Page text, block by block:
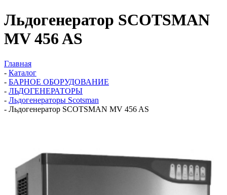
Льдогенератор SCOTSMAN
MV 456 AS
Главная
- Каталог
- БАРНОЕ ОБОРУДОВАНИЕ
- ЛЬДОГЕНЕРАТОРЫ
- Льдогенераторы Scotsman
- Льдогенератор SCOTSMAN MV 456 AS